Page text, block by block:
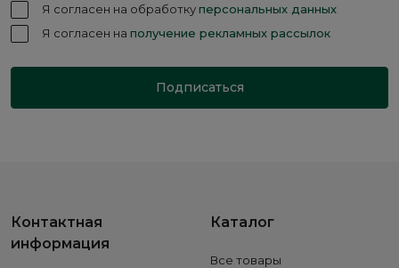
Я согласен на обработкуперсональных данных
Я согласен на получение рекламных рассылок
Подписаться
Контактная
информация
Каталог
Все товары